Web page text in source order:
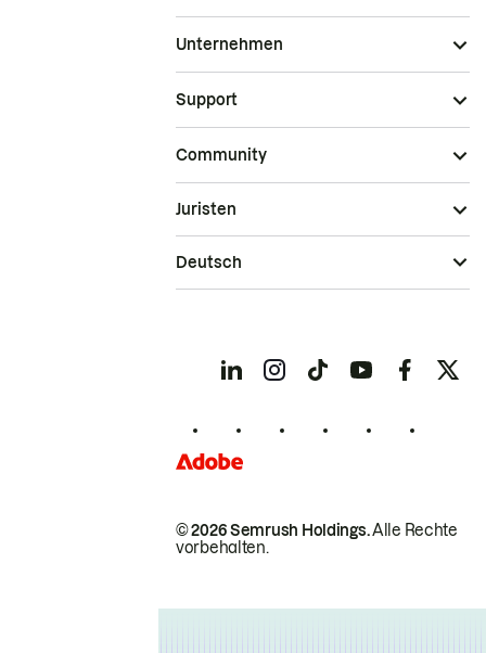
Unternehmen
Support
Community
© 2026 Semrush Holdings.Alle Rechte
vorbehalten.
Juristen
Deutsch